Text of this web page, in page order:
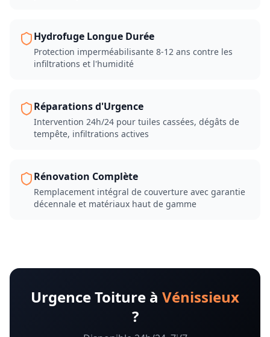
Hydrofuge Longue Durée
Protection imperméabilisante 8-12 ans contre les
infiltrations et l'humidité
Réparations d'Urgence
Intervention 24h/24 pour tuiles cassées, dégâts de
tempête, infiltrations actives
Rénovation Complète
Remplacement intégral de couverture avec garantie
décennale et matériaux haut de gamme
Urgence Toiture à Vénissieux
?